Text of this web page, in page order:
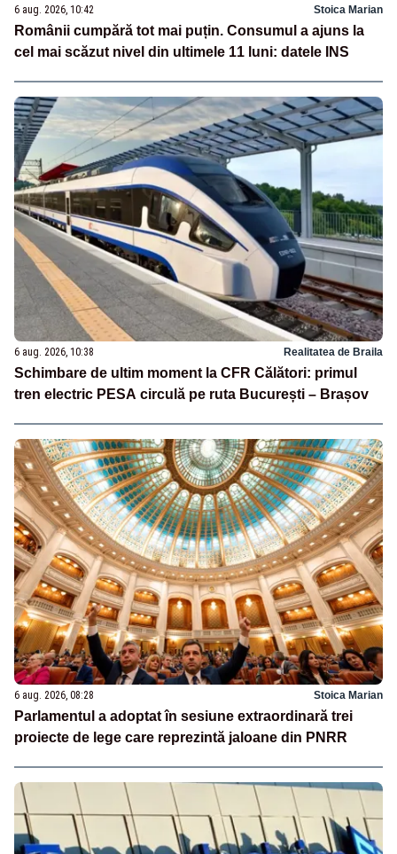
6 aug. 2026, 10:42 Stoica Marian
Românii cumpără tot mai puțin. Consumul a ajuns la
cel mai scăzut nivel din ultimele 11 luni: datele INS
6 aug. 2026, 10:38 Realitatea de Braila
Schimbare de ultim moment la CFR Călători: primul
tren electric PESA circulă pe ruta București – Brașov
6 aug. 2026, 08:28 Stoica Marian
Parlamentul a adoptat în sesiune extraordinară trei
proiecte de lege care reprezintă jaloane din PNRR